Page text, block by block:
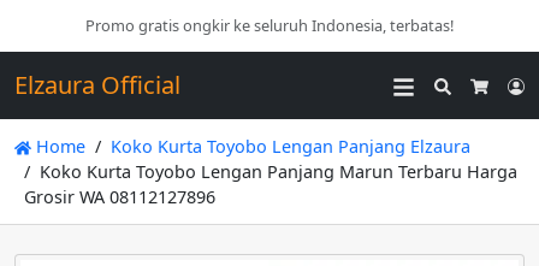
Promo gratis ongkir ke seluruh Indonesia, terbatas!
Elzaura Official
Search
Home
Koko Kurta Toyobo Lengan Panjang Elzaura
Koko Kurta Toyobo Lengan Panjang Marun Terbaru Harga
Grosir WA 08112127896